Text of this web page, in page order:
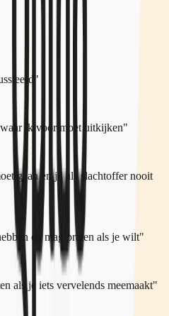
ik voor moet uitkijken"
gaan en jij als slachtoffer nooit
en mag praten als je wilt"
als je iets vervelends meemaakt"